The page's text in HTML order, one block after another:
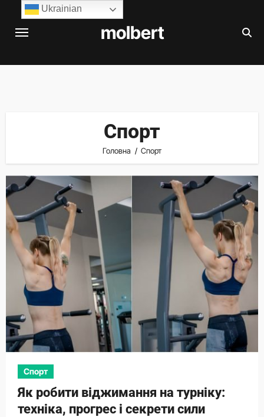
Перейти
molbert
Спорт
Головна Спорт
Спорт
Як робити віджимання на турніку:
техніка, прогрес і секрети сили
Ukrainian